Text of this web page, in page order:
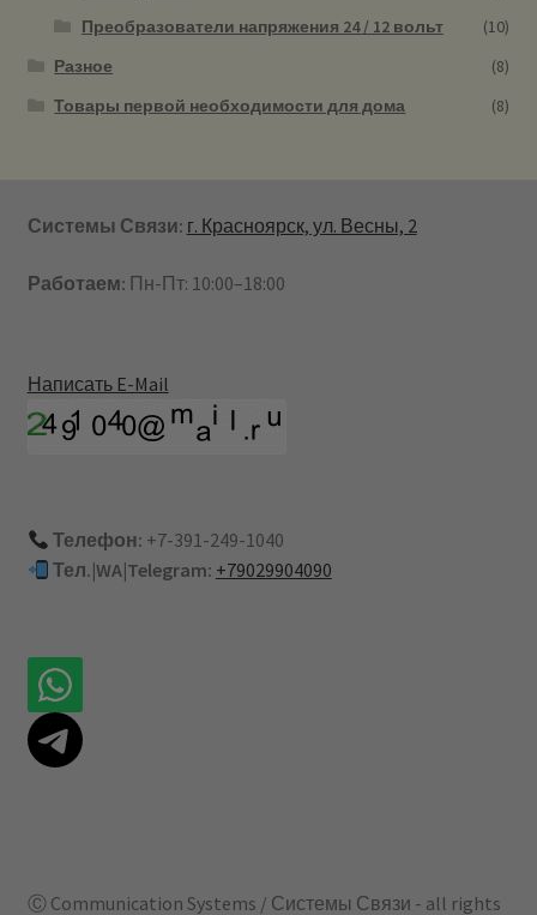
Преобразователи напряжения 24 / 12 вольт
(10)
Разное
(8)
Товары первой необходимости для дома
(8)
Системы Связи: г. Красноярск, ул. Весны, 2
Работаем: Пн-Пт: 10:00–18:00
Написать E-Mail
Телефон: +7-391-249-1040
Тел.|WA|Telegram: +79029904090
Ⓒ Communication Systems / Системы Связи - all rights